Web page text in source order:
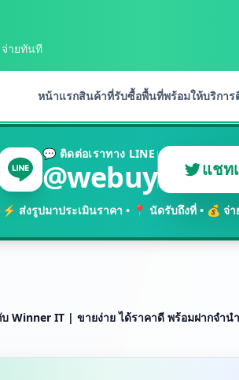
จ่ายทันที
หน้าแรกสินค้าที่รับซื้อพื้นที่พร้อมให้บริการ
💬 ติดต่อเราทาง LINE
@webuy แชท
⚡ ส่งรูปมาประเมินราคา • 📍 นัดรับถึงที่ • 💰 จ่
Winner IT | ขายง่าย ได้ราคาดี พร้อมฝากจำน